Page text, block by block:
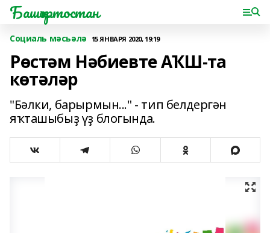
Башҡортостан
Социаль мәсьәлә 15 ЯНВАРЯ 2020, 19:19
Рөстәм Нәбиевте АҠШ-та
көтәләр
"Бәлки, барырмын..." - тип белдергән
яҡташыбыҙ үҙ блогында.